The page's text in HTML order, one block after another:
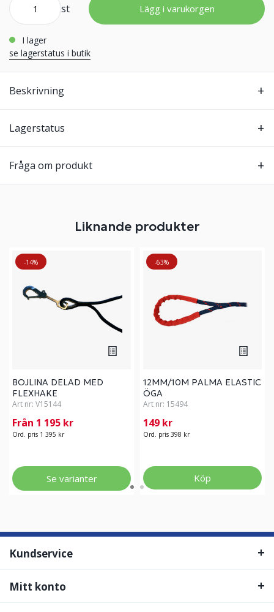
st Lägg i varukorgen
i lager
se lagerstatus i butik
Beskrivning
Lagerstatus
Fråga om produkt
Liknande produkter
-14%
BOJLINA DELAD MED
FLEXHAKE
Art nr: V15144
Från 1 195 kr
Ord. pris 1 395 kr
Se varianter
-63%
12MM/10M PALMA ELASTIC
ÖGA
Art nr: 15494
149 kr
Ord. pris 398 kr
Köp
Kundservice
Mitt konto